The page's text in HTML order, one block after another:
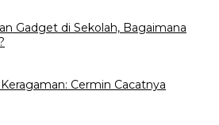
Gadget di Sekolah, Bagaimana
Cermin Cacatnya